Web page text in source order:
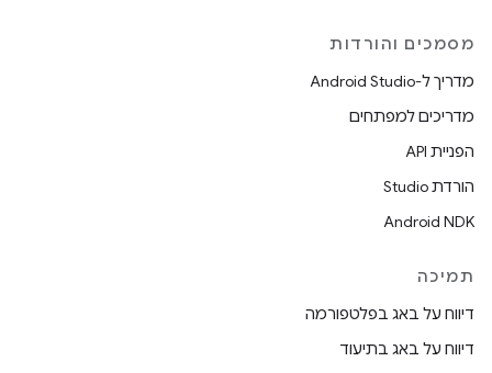
מסמכים והורדות
מדריך ל-Android Studio
מדריכים למפתחים
הפניית API
הורדת Studio
Android NDK
תמיכה
דיווח על באג בפלטפורמה
דיווח על באג בתיעוד